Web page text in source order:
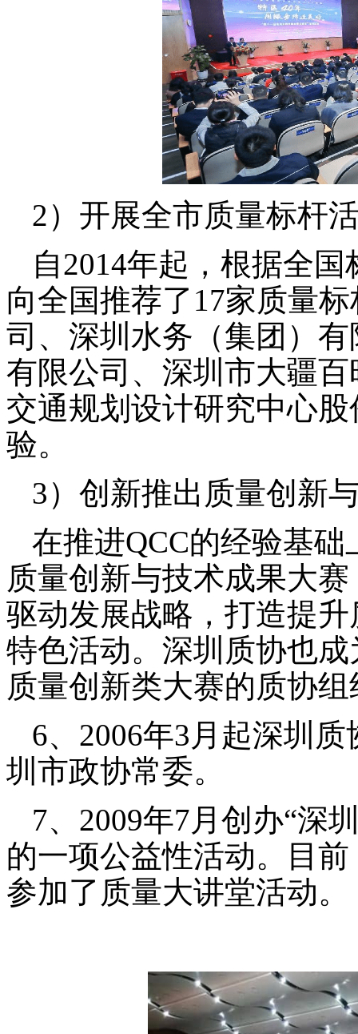
2）开展全市质量标杆
自2014年起，根据全
向全国推荐了17家质量
司、深圳水务（集团）
有限公司、深圳市大疆
交通规划设计研究中心
验。
3） 创新推出质量创新
在推进QCC的经验基
质量创新与技术成果大
驱动发展战略，打造提
特色活动。深圳质协也
质量创新类大赛的质协组
6、2006年3月起深圳
圳市政协常委。
7、2009年7月创办“深
的一项公益性活动。目
参加了质量大讲堂活动。